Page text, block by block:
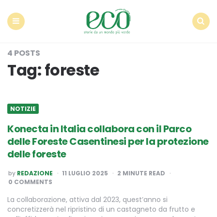
4 POSTS
Tag:foreste
NOTIZIE
Konecta in Italia collabora con il Parco
delle Foreste Casentinesi per la protezione
delle foreste
POSTED
BY
by REDAZIONE 11 LUGLIO 2025 2 MINUTE READ
0 COMMENTS
La collaborazione, attiva dal 2023, quest’anno si
concretizzerà nel ripristino di un castagneto da frutto e